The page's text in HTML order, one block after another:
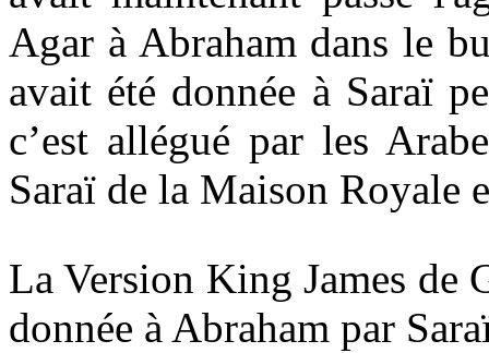
Agar à Abraham dans le
avait été donnée à Saraï
c’est allégué par les
Saraï de la Maison Royale
La Version King James de
donnée à Abraham par